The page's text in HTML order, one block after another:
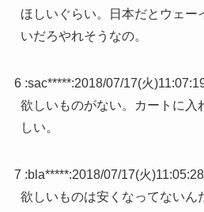
ほしいぐらい。日本だとウェー
いだろやれそうなの。
6 :sac*****:2018/07/17(火
欲しいものがない。カートに入
しい。
7 :bla*****:2018/07/17(火)11:05:28
欲しいものは安くなってないん